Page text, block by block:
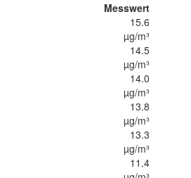
Messwert
15.6
µg/m³
14.5
µg/m³
14.0
µg/m³
13.8
µg/m³
13.3
µg/m³
11.4